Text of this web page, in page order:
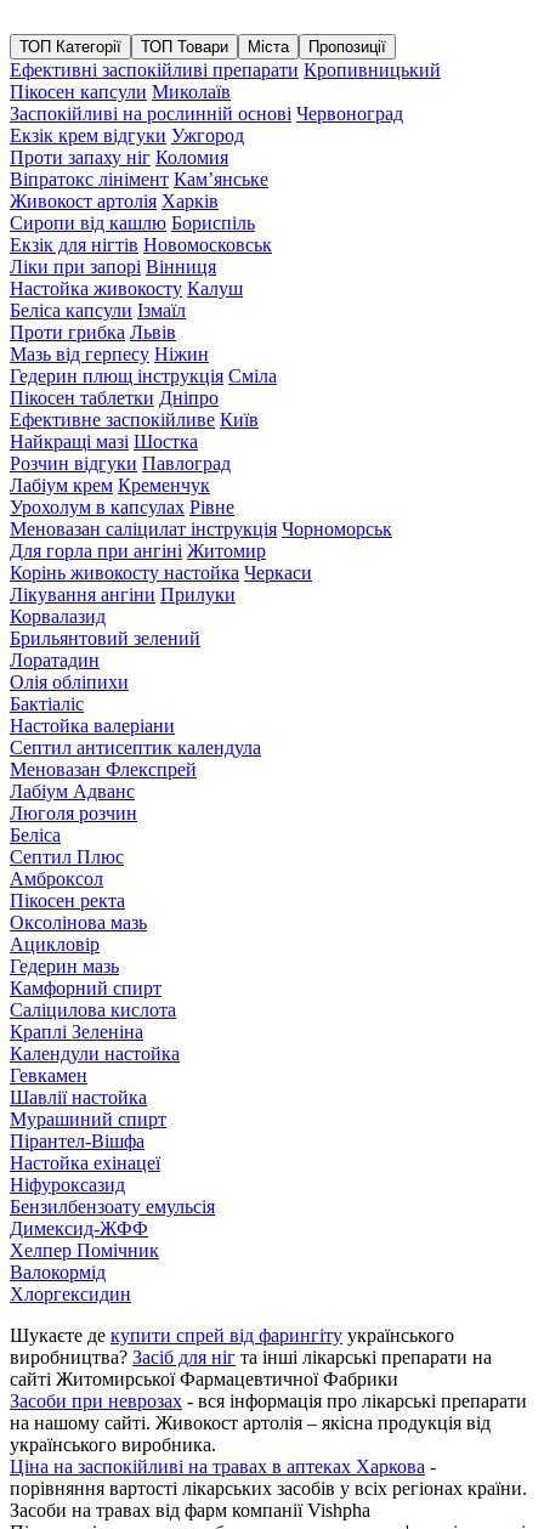
ТОП Категорії ТОП Товари Міста Пропозиції
Ефективні заспокійливі препарати Кропивницький
Пікосен капсули Миколаїв
Заспокійливі на рослинній основі Червоноград
Екзік крем відгуки Ужгород
Проти запаху ніг Коломия
Віпратокс лінімент Кам’янське
Живокост артолія Харків
Сиропи від кашлю Бориспіль
Екзік для нігтів Новомосковськ
Ліки при запорі Вінниця
Настойка живокосту Калуш
Беліса капсули Ізмаїл
Проти грибка Львів
Мазь від герпесу Ніжин
Гедерин плющ інструкція Сміла
Пікосен таблетки Дніпро
Ефективне заспокійливе Київ
Найкращі мазі Шостка
Розчин відгуки Павлоград
Лабіум крем Кременчук
Урохолум в капсулах Рівне
Меновазан саліцилат інструкція Чорноморськ
Для горла при ангіні Житомир
Корінь живокосту настойка Черкаси
Лікування ангіни Прилуки
Корвалазид
Брильянтовий зелений
Лоратадин
Олія обліпихи
Бактіаліс
Настойка валеріани
Септил антисептик календула
Меновазан Флекспрей
Лабіум Адванс
Люголя розчин
Беліса
Септил Плюс
Амброксол
Пікосен ректа
Оксолінова мазь
Ацикловір
Гедерин мазь
Камфорний спирт
Саліцилова кислота
Краплі Зеленіна
Календули настойка
Гевкамен
Шавлії настойка
Мурашиний спирт
Пірантел-Вішфа
Настойка ехінацеї
Ніфуроксазид
Бензилбензоату емульсія
Димексид-ЖФФ
Хелпер Помічник
Валокормід
Хлоргексидин
Шукаєте де купити спрей від фарингіту українського
виробництва? Засіб для ніг та інші лікарські препарати на
сайті Житомирської Фармацевтичної Фабрики
Засоби при неврозах - вся інформація про лікарські препарати
на нашому сайті. Живокост артолія – якісна продукція від
українського виробника.
Ціна на заспокійливі на травах в аптеках Харкова -
порівняння вартості лікарських засобів у всіх регіонах країни.
Засоби на травах від фарм компанії Vishpha